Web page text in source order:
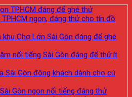
TPHCM đáng để ghé thử
ngon, đáng thử cho tín đồ
Chợ Lớn Sài Gòn đáng để ghé
nổi tiếng Sài Gòn đáng để thử ít
Sài Gòn đông khách dành cho cú
Gòn ngon nổi tiếng đáng thử